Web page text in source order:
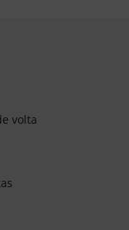
volta